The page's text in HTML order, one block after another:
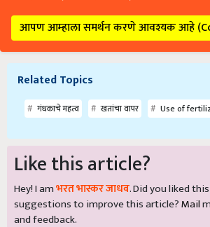
आपण आम्हाला समर्थन करणे आवश्यक आहे
Like this article?
Hey! I amभरत भास्कर जाधव. Did you liked this
suggestions to improve this article?Mail
and feedback.